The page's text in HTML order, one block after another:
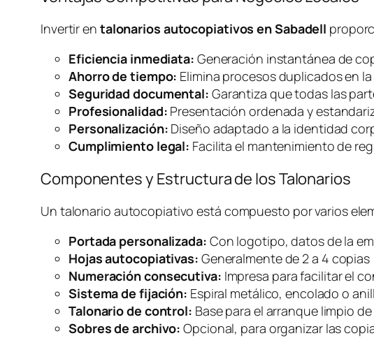
Invertir en talonarios autocopiativos en Sabadell
Eficiencia inmediata: Generación instantánea de
Ahorro de tiempo: Elimina procesos duplicados en
Seguridad documental: Garantiza que todas las
Profesionalidad: Presentación ordenada y
Personalización: Diseño adaptado a la identidad
Cumplimiento legal: Facilita el mantenimiento de
Componentes y Estructura de los Talonarios
Un talonario autocopiativo está compuesto por varios
Portada personalizada: Con logotipo, datos de la
Hojas autocopiativas: Generalmente de 2 a 4
Numeración consecutiva: Impresa para facilitar el
Sistema de fijación: Espiral metálico, encolado o
Talonario de control: Base para el arranque limpio
Sobres de archivo: Opcional, para organizar las